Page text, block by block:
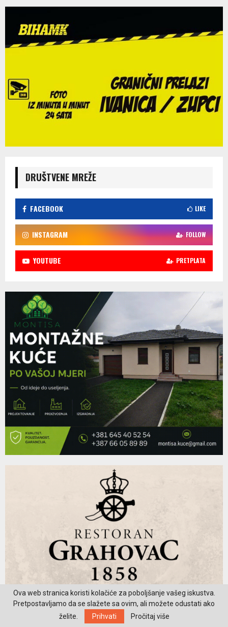
DRUŠTVENE MREŽE
FACEBOOK LIKE
INSTAGRAM FOLLOW
YOUTUBE PRETPLATA
Ova web stranica koristi kolačiće za poboljšanje vašeg iskustva.
Pretpostavljamo da se slažete sa ovim, ali možete odustati ako
želite.
Prihvati Pročitaj više